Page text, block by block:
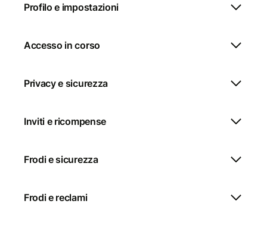
Profilo e impostazioni
Accesso in corso
Privacy e sicurezza
Inviti e ricompense
Frodi e sicurezza
Frodi e reclami